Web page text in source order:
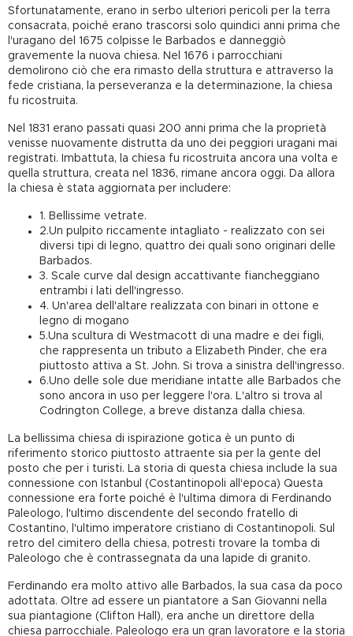
Sfortunatamente, erano in serbo ulteriori pericoli per la terra
consacrata, poiché erano trascorsi solo quindici anni prima che
l'uragano del 1675 colpisse le Barbados e danneggiò
gravemente la nuova chiesa. Nel 1676 i parrocchiani
demolirono ciò che era rimasto della struttura e attraverso la
fede cristiana, la perseveranza e la determinazione, la chiesa
fu ricostruita.
Nel 1831 erano passati quasi 200 anni prima che la proprietà
venisse nuovamente distrutta da uno dei peggiori uragani mai
registrati. Imbattuta, la chiesa fu ricostruita ancora una volta e
quella struttura, creata nel 1836, rimane ancora oggi. Da allora
la chiesa è stata aggiornata per includere:
1. Bellissime vetrate.
2.Un pulpito riccamente intagliato - realizzato con sei
diversi tipi di legno, quattro dei quali sono originari delle
Barbados.
3. Scale curve dal design accattivante fiancheggiano
entrambi i lati dell'ingresso.
4. Un'area dell'altare realizzata con binari in ottone e
legno di mogano
5.Una scultura di Westmacott di una madre e dei figli,
che rappresenta un tributo a Elizabeth Pinder, che era
piuttosto attiva a St. John. Si trova a sinistra dell'ingresso.
6.Uno delle sole due meridiane intatte alle Barbados che
sono ancora in uso per leggere l'ora. L'altro si trova al
Codrington College, a breve distanza dalla chiesa.
La bellissima chiesa di ispirazione gotica è un punto di
riferimento storico piuttosto attraente sia per la gente del
posto che per i turisti. La storia di questa chiesa include la sua
connessione con Istanbul (Costantinopoli all'epoca) Questa
connessione era forte poiché è l'ultima dimora di Ferdinando
Paleologo, l'ultimo discendente del secondo fratello di
Costantino, l'ultimo imperatore cristiano di Costantinopoli. Sul
retro del cimitero della chiesa, potresti trovare la tomba di
Paleologo che è contrassegnata da una lapide di granito.
Ferdinando era molto attivo alle Barbados, la sua casa da poco
adottata. Oltre ad essere un piantatore a San Giovanni nella
sua piantagione (Clifton Hall), era anche un direttore della
chiesa parrocchiale. Paleologo era un gran lavoratore e la storia